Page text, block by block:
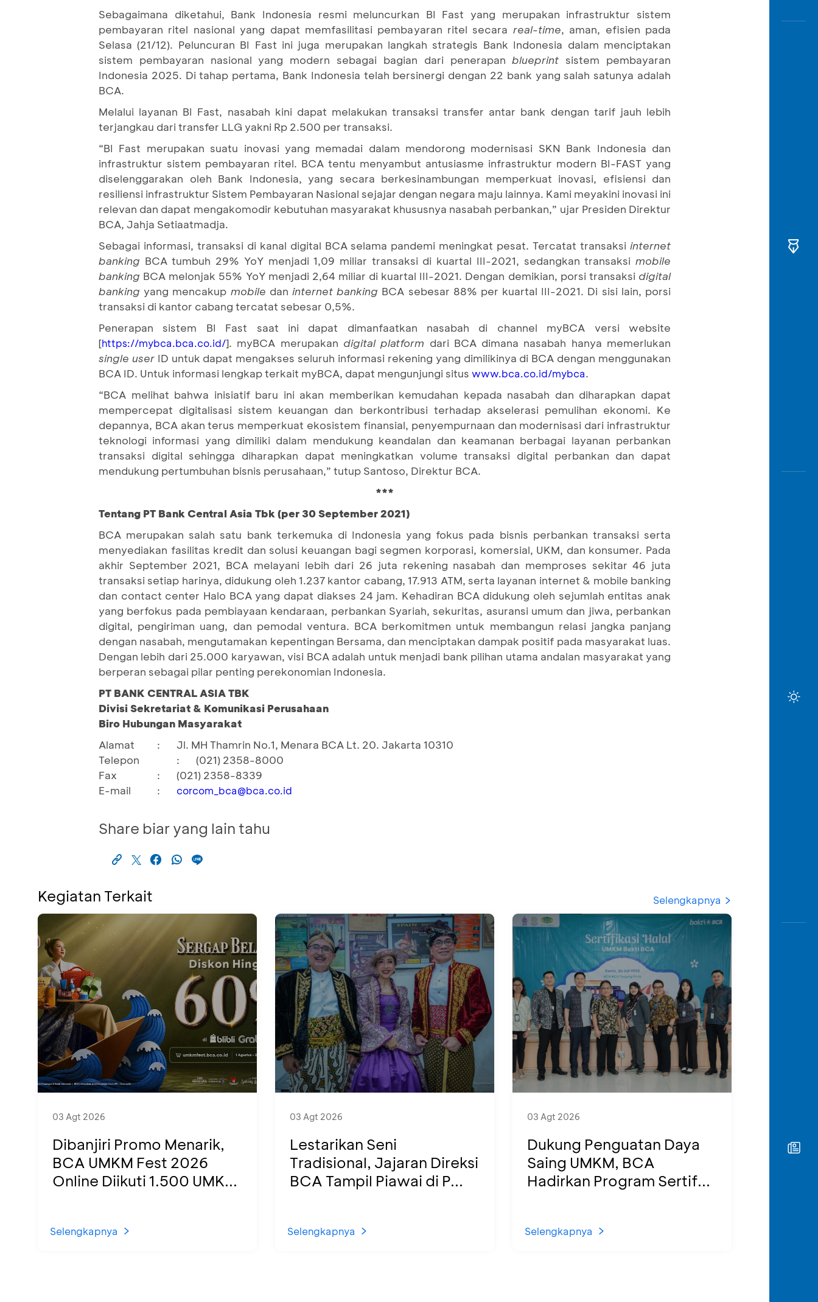
Sebagaimana diketahui, Bank Indonesia resmi meluncurkan BI Fast yang merupakan infrastruktur sistem
pembayaran ritel nasional yang dapat memfasilitasi pembayaran ritel secara real-time, aman, efisien pada
Selasa (21/12). Peluncuran BI Fast ini juga merupakan langkah strategis Bank Indonesia dalam menciptakan
sistem pembayaran nasional yang modern sebagai bagian dari penerapanblueprint sistem pembayaran
Indonesia 2025. Di tahap pertama, Bank Indonesia telah bersinergi dengan 22 bank yang salah satunya adalah
BCA.
Melalui layanan BI Fast, nasabah kini dapat melakukan transaksi transfer antar bank dengan tarif jauh lebih
terjangkau dari transfer LLG yakni Rp 2.500 per transaksi.
“BI Fast merupakan suatu inovasi yang memadai dalam mendorong modernisasi SKN Bank Indonesia dan
infrastruktur sistem pembayaran ritel. BCA tentu menyambut antusiasme infrastruktur modern BI-FAST yang
diselenggarakan oleh Bank Indonesia, yang secara berkesinambungan memperkuat inovasi, efisiensi dan
resiliensi infrastruktur Sistem Pembayaran Nasional sejajar dengan negara maju lainnya. Kami meyakini inovasi ini
relevan dan dapat mengakomodir kebutuhan masyarakat khususnya nasabah perbankan,” ujar Presiden Direktur
BCA, Jahja Setiaatmadja.
Sebagai informasi, transaksi di kanal digital BCA selama pandemi meningkat pesat. Tercatat transaksi internet
banking BCA tumbuh 29% YoY menjadi 1,09 miliar transaksi di kuartal III-2021, sedangkan transaksi mobile
banking BCA melonjak 55% YoY menjadi 2,64 miliar di kuartal III-2021. Dengan demikian, porsi transaksi digital
banking yang mencakup mobile dan internet banking BCA sebesar 88% per kuartal III-2021. Di sisi lain, porsi
transaksi di kantor cabang tercatat sebesar 0,5%.
Penerapan sistem BI Fast saat ini dapat dimanfaatkan nasabah di channel myBCA versi website
[https://mybca.bca.co.id/]. myBCA merupakan digital platform dari BCA dimana nasabah hanya memerlukan
single userID untuk dapat mengakses seluruh informasi rekening yang dimilikinya di BCA dengan menggunakan
BCA ID. Untuk informasi lengkap terkait myBCA, dapat mengunjungi situs www.bca.co.id/mybca.
“BCA melihat bahwa inisiatif baru ini akan memberikan kemudahan kepada nasabah dan diharapkan dapat
mempercepat digitalisasi sistem keuangan dan berkontribusi terhadap akselerasi pemulihan ekonomi. Ke
depannya, BCA akan terus memperkuat ekosistem finansial, penyempurnaan dan modernisasi dari infrastruktur
teknologi informasi yang dimiliki dalam mendukung keandalan dan keamanan berbagai layanan perbankan
transaksi digital sehingga diharapkan dapat meningkatkan volume transaksi digital perbankan dan dapat
mendukung pertumbuhan bisnis perusahaan,” tutup Santoso, Direktur BCA.
***
Tentang PT Bank Central Asia Tbk (per 30 September 2021)
BCA merupakan salah satu bank terkemuka di Indonesia yang fokus pada bisnis perbankan transaksi serta
menyediakan fasilitas kredit dan solusi keuangan bagi segmen korporasi, komersial, UKM, dan konsumer. Pada
akhir September 2021, BCA melayani lebih dari 26 juta rekening nasabah dan memproses sekitar 46 juta
transaksi setiap harinya, didukung oleh 1.237 kantor cabang, 17.913 ATM, serta layanan internet & mobile banking
dan contact center Halo BCA yang dapat diakses 24 jam. Kehadiran BCA didukung oleh sejumlah entitas anak
yang berfokus pada pembiayaan kendaraan, perbankan Syariah, sekuritas, asuransi umum dan jiwa, perbankan
digital, pengiriman uang, dan pemodal ventura. BCA berkomitmen untuk membangun relasi jangka panjang
dengan nasabah, mengutamakan kepentingan Bersama, dan menciptakan dampak positif pada masyarakat luas.
Dengan lebih dari 25.000 karyawan, visi BCA adalah untuk menjadi bank pilihan utama andalan masyarakat yang
berperan sebagai pilar penting perekonomian Indonesia.
PT BANK CENTRAL ASIA TBK
Divisi Sekretariat & Komunikasi Perusahaan
Biro Hubungan Masyarakat
Alamat
:
Jl. MH Thamrin No.1, Menara BCA Lt. 20. Jakarta 10310
Telepon
:
(021) 2358-8000
Fax
:
(021) 2358-8339
E-mail
: corcom_bca@bca.co.id
Share biar yang lain tahu
Kegiatan Terkait Selengkapnya
03 Agt 2026
Dibanjiri Promo Menarik,
BCA UMKM Fest 2026
Online Diikuti 1.500 UMK...
Selengkapnya
03 Agt 2026
Lestarikan Seni
Tradisional, Jajaran Direksi
BCA Tampil Piawai di P...
Selengkapnya
03 Agt 2026
Dukung Penguatan Daya
Saing UMKM, BCA
Hadirkan Program Sertif...
Selengkapnya